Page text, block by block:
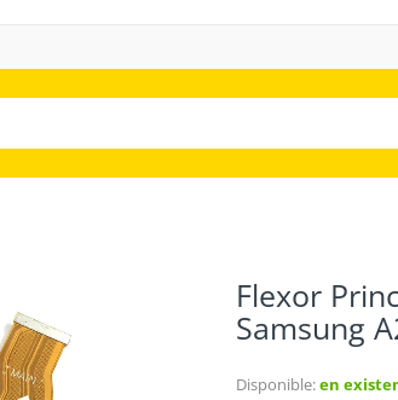
Flexor
Samsung
Disponible:en